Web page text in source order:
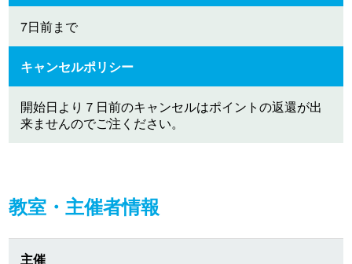
7日前まで
キャンセルポリシー
開始日より７日前のキャンセルはポイントの返還が出
来ませんのでご注ください。
教室・主催者情報
主催